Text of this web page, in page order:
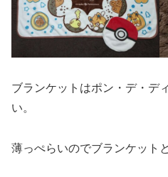
ブランケットはポン・デ・デ
い。
薄っぺらいのでブランケット